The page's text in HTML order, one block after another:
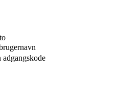
adgangskode